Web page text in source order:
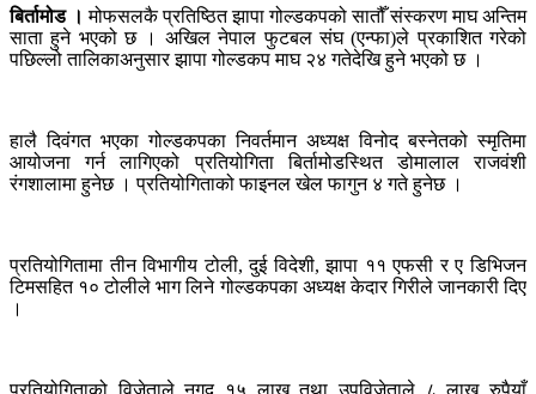
बिर्तामोड । मोफसलकै प्रतिष्ठित झापा गोल्डकपको सातौँ संस्करण माघ अन्तिम
साता हुने भएको छ । अखिल नेपाल फुटबल संघ (एन्फा)ले प्रकाशित गरेको
पछिल्लो तालिकाअनुसार झापा गोल्डकप माघ २४ गतेदेखि हुने भएको छ ।
हालै दिवंगत भएका गोल्डकपका निवर्तमान अध्यक्ष विनोद बस्नेतको स्मृतिमा
आयोजना गर्न लागिएको प्रतियोगिता बिर्तामोडस्थित डोमालाल राजवंशी
रंगशालामा हुनेछ । प्रतियोगिताको फाइनल खेल फागुन ४ गते हुनेछ ।
प्रतियोगितामा तीन विभागीय टोली, दुई विदेशी, झापा ११ एफसी र ए डिभिजन
टिमसहित १० टोलीले भाग लिने गोल्डकपका अध्यक्ष केदार गिरीले जानकारी दिए
।